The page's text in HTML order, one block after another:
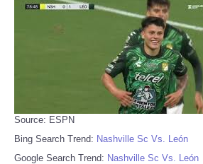
Source: ESPN
Bing Search Trend: Nashville Sc Vs. León
Google Search Trend: Nashville Sc Vs. León